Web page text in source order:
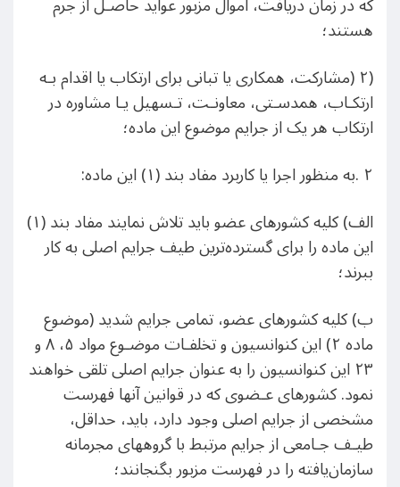
هستند؛
(۲ (مشارکت، همکاری یا تبانی برای ارتکاب یا اقدام بـه
ارتکـاب، همدسـتی، معاونـت، تـسهیل یـا مشاوره در
ارتکاب هر یک از جرایم موضوع این ماده؛
٢ .به منظور اجرا یا کاربرد مفاد بند (۱) این ماده:
الف) کلیه کشورهای عضو باید تلاش نمایند مفاد بند (١)
این ماده را برای گسترده‌ترین طیف جرایم اصلی به کار
ببرند؛
ب) کلیه کشورهای عضو، تمامی جرایم شدید (موضوع
ماده ۲) این کنوانسیون و تخلفـات موضـوع مواد ۵، ٨ و
٢٣ این کنوانسیون را به عنوان جرایم اصلی تلقی خواهند
نمود. کشورهای عـضوی که در قوانین آنها فهرست
مشخصی از جرایم اصلی وجود دارد، باید، حداقل،
طیـف جـامعی از جرایم مرتبط با گروههای مجرمانه
سازمان‌یافته را در فهرست مزبور بگنجانند؛